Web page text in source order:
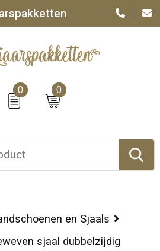
0 0
en Sjaals
sjaal dubbelzijdig